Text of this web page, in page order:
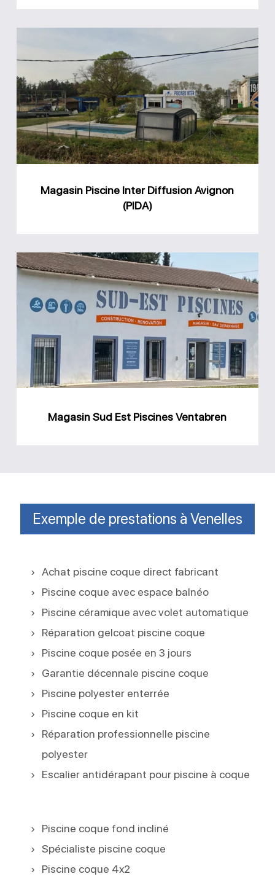
Piscine
Inter
Diffusion
Avignon
(PIDA)
Magasin Piscine Inter Diffusion Avignon
(PIDA)
Magasin
Sud
Est
Piscines
Ventabren
Magasin Sud Est Piscines Ventabren
Exemple de prestations à Venelles
Achat piscine coque direct fabricant
Piscine coque avec espace balnéo
Piscine céramique avec volet automatique
Réparation gelcoat piscine coque
Piscine coque posée en 3 jours
Garantie décennale piscine coque
Piscine polyester enterrée
Piscine coque en kit
Réparation professionnelle piscine
polyester
Escalier antidérapant pour piscine à coque
Piscine coque fond incliné
Spécialiste piscine coque
Piscine coque 4x2